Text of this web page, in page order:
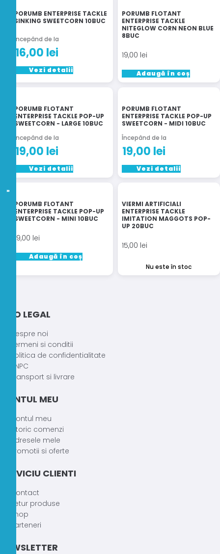
produsului.
PORUMB ENTERPRISE TACKLE
SINKING SWEETCORN 10BUC
Începând de la
16,00 lei
Vezi detaliiAcest
produs
multe
variații.
alese
în
PORUMB FLOTANT
ENTERPRISE TACKLE
NITEGLOW CORN NEON BLUE
8BUC
19,00 lei
Adaugă în coș
PORUMB FLOTANT
ENTERPRISE TACKLE POP-UP
SWEETCORN - LARGE 10BUC
Începând de la
19,00 lei
Vezi detaliiAcest
produs
mai
multe
variații.
fi
în
PORUMB FLOTANT
ENTERPRISE TACKLE POP-UP
SWEETCORN - MIDI 10BUC
Începând de la
19,00 lei
Vezi detaliiAcest
produs
mai
multe
variații.
alese
în
PORUMB FLOTANT
ENTERPRISE TACKLE POP-UP
SWEETCORN - MINI 10BUC
19,00 lei
Adaugă în coș
VIERMI ARTIFICIALI
ENTERPRISE TACKLE
IMITATION MAGGOTS POP-
UP 20BUC
15,00 lei
Nu este în stoc
INFO LEGAL
Despre noi
Termeni si conditii
Politica de confidentialitate
ANPC
Transport si livrare
CONTUL MEU
Contul meu
Istoric comenzi
Adresele mele
Promotii si oferte
SERVICIU CLIENTI
Contact
Retur produse
Shop
Parteneri
NEWSLETTER